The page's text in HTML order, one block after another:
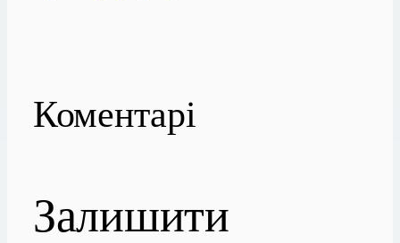
Коментарі
Залишити